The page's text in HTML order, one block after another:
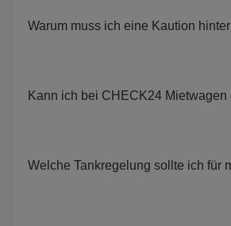
Warum muss ich eine Kaution
Kann ich bei CHECK24
Welche Tankregelung sollte ich für